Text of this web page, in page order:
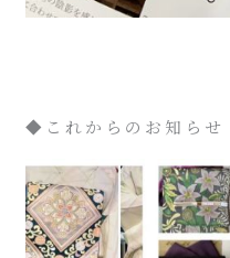
◆これからのお知らせ